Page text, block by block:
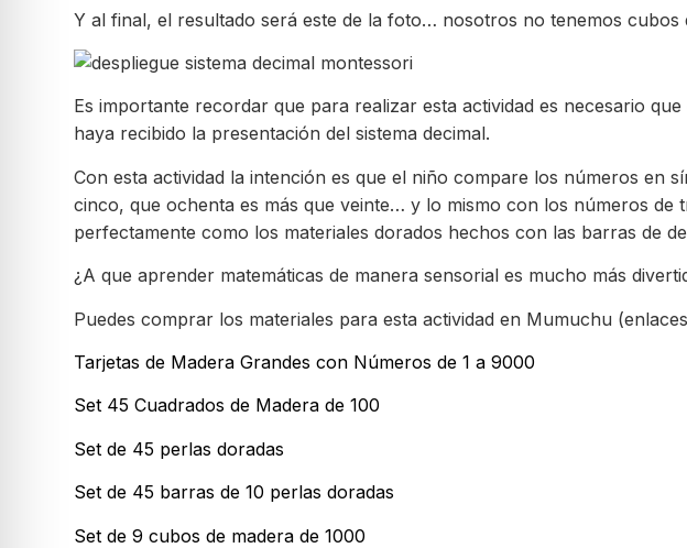
Y al final, el resultado será este de la foto… nosotros no tenemos
Es importante recordar que para realizar esta actividad es necesario
haya recibido la presentación del sistema decimal.
Con esta actividad la intención es que el niño compare los números en
cinco, que ochenta es más que veinte… y lo mismo con los números
perfectamente como los materiales dorados hechos con las barras de
¿A que aprender matemáticas de manera sensorial es mucho más
Puedes comprar los materiales para esta actividad en Mumuchu
Tarjetas de Madera Grandes con Números de 1 a 9000
Set 45 Cuadrados de Madera de 100
Set de 45 perlas doradas
Set de 45 barras de 10 perlas doradas
Set de 9 cubos de madera de 1000